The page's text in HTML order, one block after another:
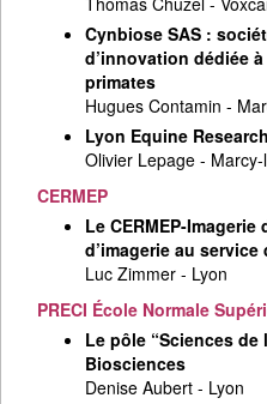
Cynbiose SAS :
d’innovation dédiée
primates
Hugues Contamin -
Lyon Equine
Olivier Lepage - Marcy-
CERMEP
Le CERMEP-
d’imagerie au
Luc Zimmer - Lyon
PRECI École Normale
Le pôle “Sciences de
Biosciences
Denise Aubert - Lyon